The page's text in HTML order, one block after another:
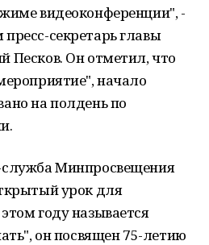
видеоконференции", -
секретарь главы
Песков. Он отметил, что
начало
на полдень по
Минпросвещения
урок для
году называется
он посвящен 75-летию